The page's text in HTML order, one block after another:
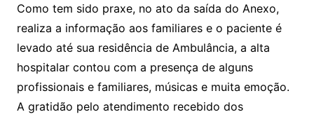
Como tem sido praxe, no ato da saída do Anexo,
realiza a informação aos familiares e o paciente é
levado até sua residência de Ambulância, a alta
hospitalar contou com a presença de alguns
profissionais e familiares, músicas e muita emoção.
A gratidão pelo atendimento recebido dos